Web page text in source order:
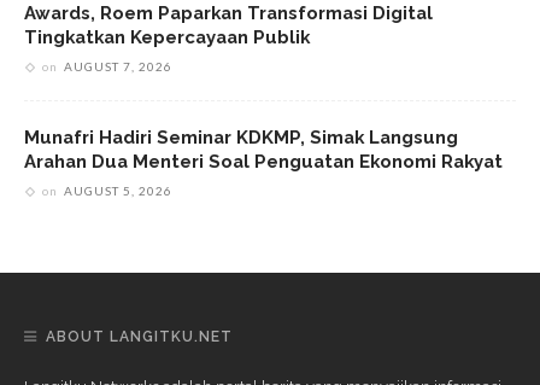
Awards, Roem Paparkan Transformasi Digital
Tingkatkan Kepercayaan Publik
on AUGUST 7, 2026
Munafri Hadiri Seminar KDKMP, Simak Langsung
Arahan Dua Menteri Soal Penguatan Ekonomi Rakyat
on AUGUST 5, 2026
ABOUT LANGITKU.NET